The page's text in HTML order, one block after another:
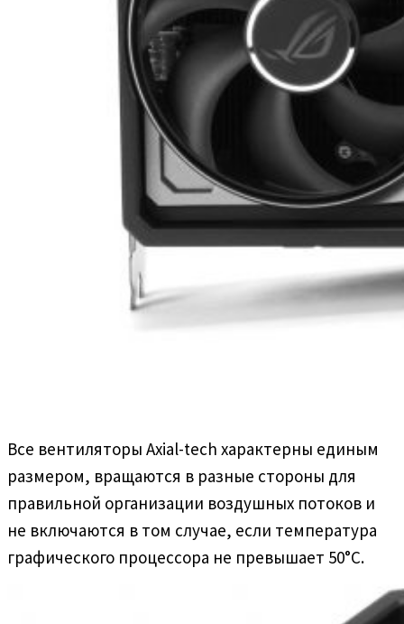
Все вентиляторы Axial-tech характерны единым
размером, вращаются в разные стороны для
правильной организации воздушных потоков и
не включаются в том случае, если температура
графического процессора не превышает 50°С.